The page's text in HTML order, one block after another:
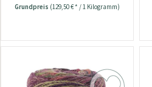
Grundpreis (129,50 € * / 1 Kilogramm)